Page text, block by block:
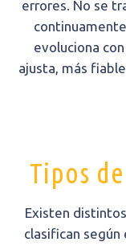
errores. No se
evoluciona
ajusta, más
Tipos
Existen
clasifican